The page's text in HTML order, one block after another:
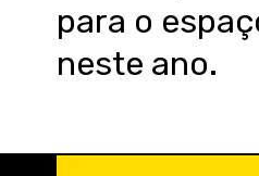
para o
neste ano.